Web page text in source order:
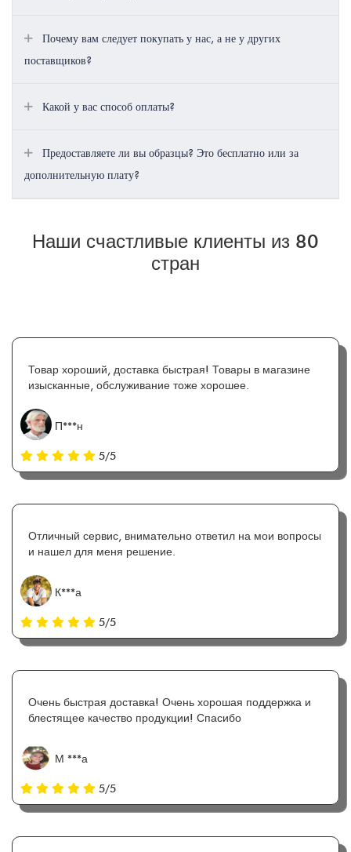
Почему вам следует покупать у нас, а не у других
поставщиков?
Какой у вас способ оплаты?
Предоставляете ли вы образцы? Это бесплатно или за
дополнительную плату?
Наши счастливые клиенты из 80
стран
Товар хороший, доставка быстрая! Товары в магазине
изысканные, обслуживание тоже хорошее.
П***н
5/5
Отличный сервис, внимательно ответил на мои вопросы
и нашел для меня решение.
К***а
5/5
Очень быстрая доставка! Очень хорошая поддержка и
блестящее качество продукции! Спасибо
М ***а
5/5